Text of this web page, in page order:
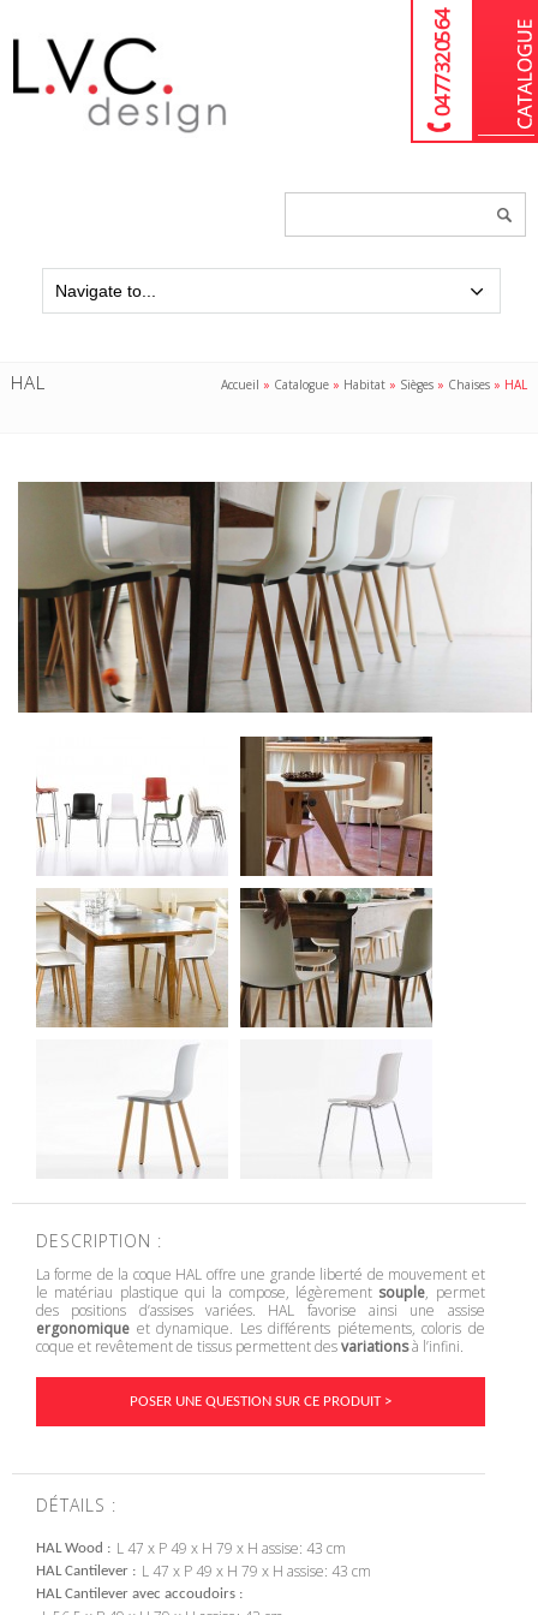
04 77 32 05 64
HAL Accueil » Catalogue » Habitat » Sièges » Chaises » HAL
DESCRIPTION :
La forme de la coque HAL offre une grande liberté de mouvement et
le matériau plastique qui la compose, légèrement souple, permet
des positions d’assises variées. HAL favorise ainsi une assise
ergonomique et dynamique. Les différents piétements, coloris de
coque et revêtement de tissus permettent desvariationsà l’infini.
POSER UNE QUESTION SUR CE PRODUIT >
DÉTAILS :
HAL Wood L 47 x P 49 x H 79 x H assise: 43 cm
HAL Cantilever L 47 x P 49 x H 79 x H assise: 43 cm
HAL Cantilever avec accoudoirs